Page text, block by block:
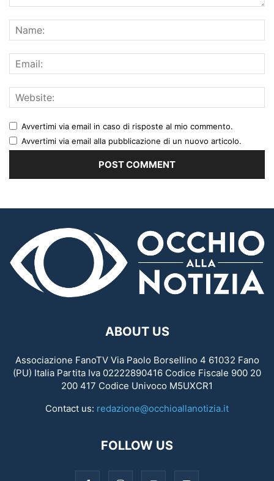
Avvertimi via email in caso di risposte al mio commento.
Avvertimi via email alla pubblicazione di un nuovo articolo.
ABOUT US
Associazione FanoTV Via Paolo Borsellino 4 61032 Fano
(PU) Italia Partita Iva 02222890416 Codice Fiscale 900 20
200 417 Codice Univoco M5UXCR1
Contact us: redazione@occhioallanotizia.it
FOLLOW US